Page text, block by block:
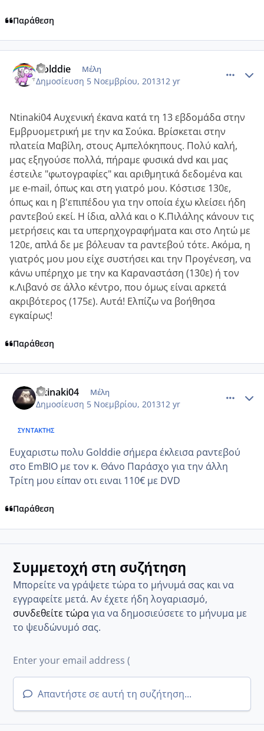
Παράθεση
Golddie Μέλη
Δημοσίευση 5 Νοεμβρίου, 201312 yr
Ntinaki04 Αυχενική έκανα κατά τη 13 εβδομάδα στην
Εμβρυομετρική με την κα Σούκα. Βρίσκεται στην
πλατεία Μαβίλη, στους Αμπελόκηπους. Πολύ καλή,
μας εξηγούσε πολλά, πήραμε φυσικά dvd και μας
έστειλε "φωτογραφίες" και αριθμητικά δεδομένα και
με e-mail, όπως και στη γιατρό μου. Κόστισε 130ε,
όπως και η β'επιπέδου για την οποία έχω κλείσει ήδη
ραντεβού εκεί. Η ίδια, αλλά και ο Κ.Πιλάλης κάνουν τις
μετρήσεις και τα υπερηχογραφήματα και στο Λητώ με
120ε, απλά δε με βόλευαν τα ραντεβού τότε. Ακόμα, η
γιατρός μου μου είχε συστήσει και την Προγένεση, να
κάνω υπέρηχο με την κα Καραναστάση (130ε) ή τον
κ.Λιβανό σε άλλο κέντρο, που όμως είναι αρκετά
ακριβότερος (175ε). Αυτά! Ελπίζω να βοήθησα
εγκαίρως!
Παράθεση
Ntinaki04 Μέλη
Δημοσίευση 5 Νοεμβρίου, 201312 yr
ΣΥΝΤΆΚΤΗΣ
Ευχαριστω πολυ Golddie σήμερα έκλεισα ραντεβού
στο EmBIO με τον κ. Θάνο Παράσχο για την άλλη
Τρίτη μου είπαν οτι ειναι 110€ με DVD
Παράθεση
Συμμετοχή στη συζήτηση
Μπορείτε να γράψετε τώρα το μήνυμά σας και να
εγγραφείτε μετά. Αν έχετε ήδη λογαριασμό,
συνδεθείτε τώραγια να δημοσιεύσετε το μήνυμα με
το ψευδώνυμό σας.
Απαντήστε σε αυτή τη συζήτηση...